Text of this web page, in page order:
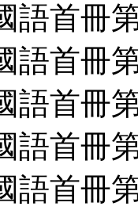
語首冊
語首冊
語首冊
語首冊
語首冊